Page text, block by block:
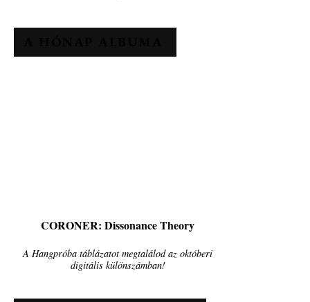
CORONER: Dissonance Theory
A Hangpróba táblázatot megtalálod az októberi
digitális különszámban!